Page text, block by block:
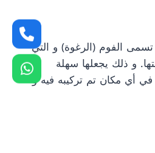
الفوم (الرغوة) و التي
و ذلك يجعلها سهلة
أي مكان تم تركيبه فيه و